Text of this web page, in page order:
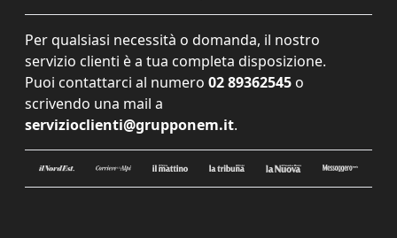
Per qualsiasi necessità o domanda, il nostro
servizio clienti è a tua completa disposizione.
Puoi contattarci al numero 02 89362545 o
scrivendo una mail a
servizioclienti@grupponem.it.